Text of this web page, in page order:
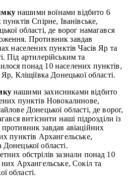
нашими воїнами відбито 6
Спірне, Іванівське,
області, де ворог намагався
Противник завдав
населених пунктів Часів Яр та
Під артилерійським та
понад 10 населених пунктів,
Кліщіївка Донецької області.
нашими захисниками відбито
пунктів Новокалинове,
Донецької області, де ворог,
витіснити наші підрозділи із
завдав авіаційних
пунктів Архангельське,
області.
обстрілів зазнали понад 10
Архангельське, Сокіл та
області.